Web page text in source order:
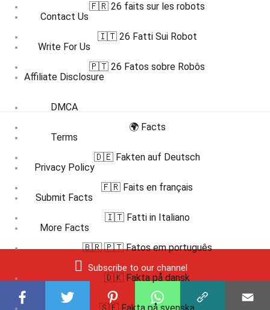
Contact Us
Write For Us
Affiliate Disclosure
DMCA
Terms
Privacy Policy
Submit Facts
More Facts
Subscribe to our channel
🇫🇷 26 faits sur les robots
🇮🇹 26 Fatti Sui Robot
🇵🇹 26 Fatos sobre Robôs
🌍 Facts
🇩🇪 Fakten auf Deutsch
🇫🇷 Faits en français
🇮🇹 Fatti in Italiano
🇧🇷 🇵🇹 Fatos em português
🇩🇰 Fakta på dansk